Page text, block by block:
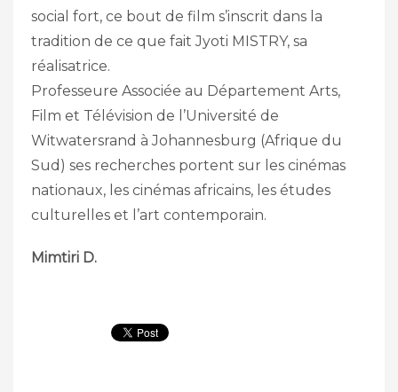
social fort, ce bout de film s’inscrit dans la
tradition de ce que fait Jyoti MISTRY, sa
réalisatrice.
Professeure Associée au Département Arts,
Film et Télévision de l’Université de
Witwatersrand à Johannesburg (Afrique du
Sud) ses recherches portent sur les cinémas
nationaux, les cinémas africains, les études
culturelles et l’art contemporain.
Mimtiri D.